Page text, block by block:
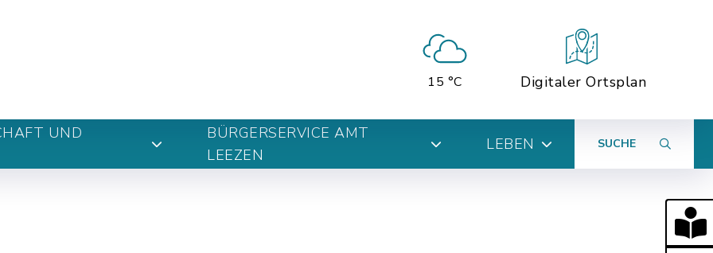
15 °C Digitaler Ortsplan
UND
BÜRGERSERVICE AMT
LEEZEN
LEBEN SUCHE